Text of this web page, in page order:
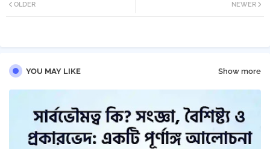
NEWER
OLDER
YOU MAY LIKE Show more